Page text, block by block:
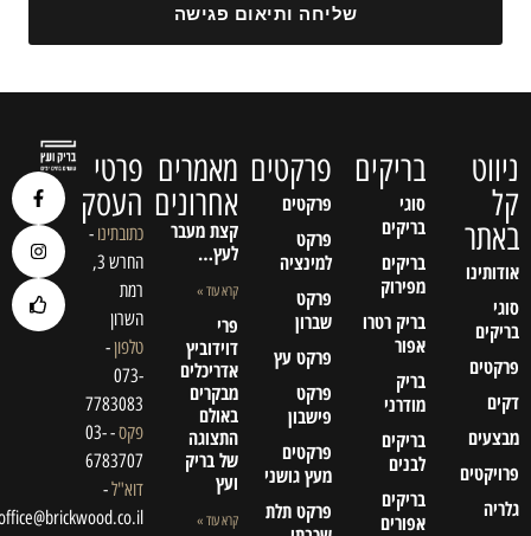
שליחה ותיאום פגישה
ניווט
קל
באתר
אודותינו
סוגי
בריקים
פרקטים
דקים
מבצעים
פרויקטים
גלריה
בריקים
סוגי
בריקים
בריקים
מפירוק
בריק רטרו
אפור
בריק
מודרני
בריקים
לבנים
בריקים
אפורים
פרקטים
פרקטים
פרקט
למינציה
פרקט
שברון
פרקט עץ
פרקט
פישבון
פרקטים
מעץ גושני
פרקט תלת
מאמרים
אחרונים
קצת מעבר
לעץ…
קרא עוד »
פרי
דוידוביץ
אדריכלים
מבקרים
באולם
התצוגה
של בריק
ועץ
קרא עוד »
פרטי
העסק
כתובתינו-
החרש 3,
רמת
השרון
טלפון-
073-
7783083
פקס
- 03-
6783707
דוא"ל-
office@brickwood.co.il